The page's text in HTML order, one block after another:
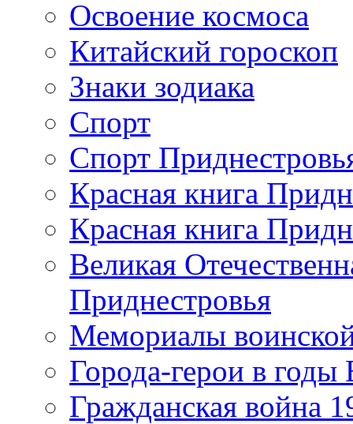
Освоение космоса
Китайский гороскоп
Знаки зодиака
Спорт
Спорт
Красная книга
Красная книга
Великая
Приднестровья
Мемориалы
Города-герои в
Гражданская война